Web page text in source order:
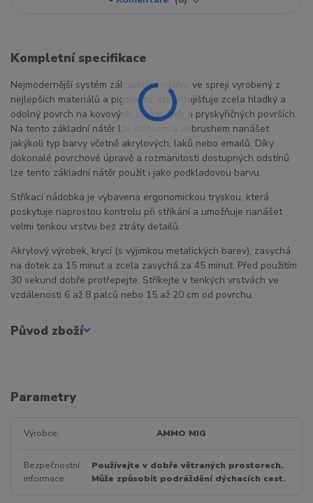
Kompletní specifikace
Nejmodernější systém základního nátěru ve spreji vyrobený z
nejlepších materiálů a pigmentů, který zajišťuje zcela hladký a
odolný povrch na kovových, plastových a pryskyřičných površích.
Na tento základní nátěr lze štětcem a airbrushem nanášet
jakýkoli typ barvy včetně akrylových, laků nebo emailů. Díky
dokonalé povrchové úpravě a rozmanitosti dostupných odstínů
lze tento základní nátěr použít i jako podkladovou barvu.
Stříkací nádobka je vybavena ergonomickou tryskou, která
poskytuje naprostou kontrolu při stříkání a umožňuje nanášet
velmi tenkou vrstvu bez ztráty detailů.
Akrylový výrobek, krycí (s výjimkou metalických barev), zasychá
na dotek za 15 minut a zcela zasychá za 45 minut. Před použitím
30 sekund dobře protřepejte. Stříkejte v tenkých vrstvách ve
vzdálenosti 6 až 8 palců nebo 15 až 20 cm od povrchu.
Původ zboží
Parametry
Výrobce AMMO MIG
Bezpečnostní
informace
Používejte v dobře větraných prostorech.
Může způsobit podráždění dýchacích cest.